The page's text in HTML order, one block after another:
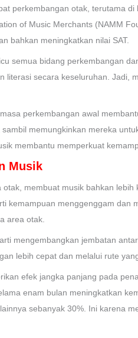
perkembangan otak, terutama
of Music Merchants (NAMM
bahkan meningkatkan nilai SAT.
semua bidang perkembangan
literasi secara keseluruhan. Jadi,
perkembangan awal
memungkinkan mereka
membantu memperkuat
Musik
membuat musik bahkan
kemampuan menggenggam dan
area otak.
mengembangkan jembatan
lebih cepat dan melalui rute
efek jangka panjang pada
enam bulan meningkatkan
sebanyak 30%. Ini karena